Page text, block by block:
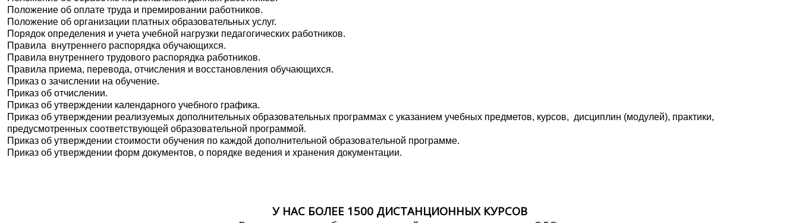
Положение об оплате труда и премировании работников.
Положение об организации платных образовательных услуг.
Порядок определения и учета учебной нагрузки педагогических работников.
Правила внутреннего распорядка обучающихся.
Правила внутреннего трудового распорядка работников.
Правила приема, перевода, отчисления и восстановления обучающихся.
Приказ о зачислении на обучение.
Приказ об отчислении.
Приказ об утверждении календарного учебного графика.
Приказ об утверждении реализуемых дополнительных образовательных программах с указанием учебных предметов, курсов, дисциплин (модулей), практики,
предусмотренных соответствующей образовательной программой.
Приказ об утверждении стоимости обучения по каждой дополнительной образовательной программе.
Приказ об утверждении форм документов, о порядке ведения и хранения документации.
У НАС БОЛЕЕ 1500 ДИСТАНЦИОННЫХ КУРСОВ